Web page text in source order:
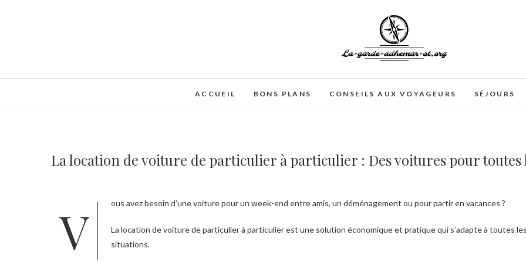
La-garde-adhemar-
ACCUEIL BONS PLANS CONSEILS AUX VOYAGEURS SÉJOURS
La location de voiture de particulier à particulier : Des voitures pour toutes
Vous avez besoin d’une voiture pour un week-end entre amis, un déménagement ou pour partir en vacances ?
La location de voiture de particulier à particulier est une solution économique et pratique qui s’adapte à toutes
situations.